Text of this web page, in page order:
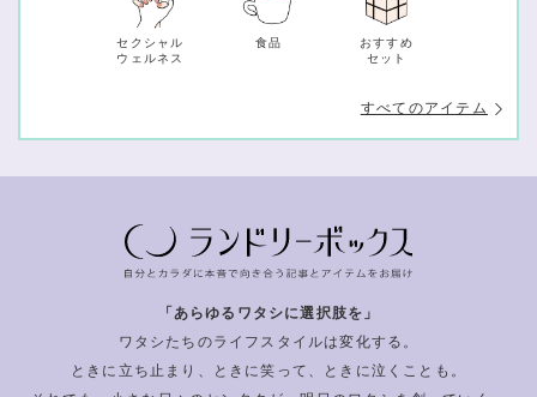
セクシャル
ウェルネス
食品
おすすめ
セット
すべてのアイテム
「あらゆるワタシに選択肢を」
ワタシたちのライフスタイルは変化する。
ときに立ち止まり、ときに笑って、ときに泣くことも。